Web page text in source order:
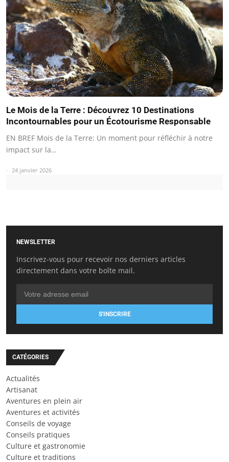
Le Mois de la Terre : Découvrez 10 Destinations
Incontournables pour un Écotourisme Responsable
EN BREF Mois de la Terre: Un moment pour réfléchir à notre
impact sur la…
24 janvier 2026
NEWSLETTER
Inscrivez-vous pour recevoir nos derniers articles
directement dans votre boîte mail.
S'INSCRIRE
CATÉGORIES
Actualités
Artisanat
Aventures en plein air
Aventures et activités
Conseils de voyage
Conseils pratiques
Culture et gastronomie
Culture et traditions